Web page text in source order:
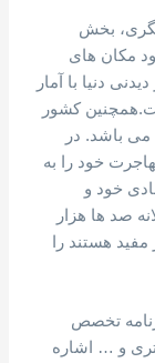
بخش
مکان های
کانادا جزو 15 کشور دیدنی دنیا با آمار
سال است.همچنین کشور
می باشد. در
خود را به
خود و
صد ها هزار
هستند را
تخصص
و … اشاره